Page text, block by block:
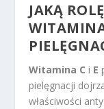
JAKĄ
Witamina C i E
pielęgnacji
właściwości